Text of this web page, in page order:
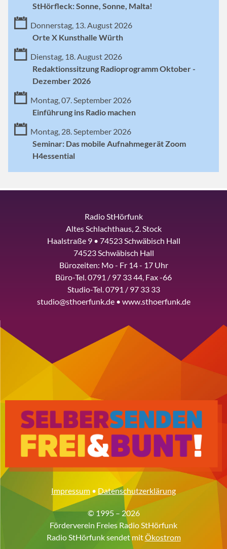
StHörfleck: Sonne, Sonne, Malta!
Donnerstag, 13. August 2026
Orte X Kunsthalle Würth
Dienstag, 18. August 2026
Redaktionssitzung Radioprogramm Oktober -
Dezember 2026
Montag, 07. September 2026
Einführung ins Radio machen
Montag, 28. September 2026
Seminar: Das mobile Aufnahmegerät Zoom
H4essential
Radio StHörfunk
Altes Schlachthaus, 2. Stock
Haalstraße 9 • 74523 Schwäbisch Hall
74523 Schwäbisch Hall
Bürozeiten: Mo - Fr 14 - 17 Uhr
Büro-Tel. 0791 / 97 33 44, Fax -66
Studio-Tel. 0791 / 97 33 33
studio@sthoerfunk.de • www.sthoerfunk.de
Impressum • Datenschutzerklärung
© 1995 – 2026
Förderverein Freies Radio StHörfunk
Radio StHörfunk sendet mitÖkostrom